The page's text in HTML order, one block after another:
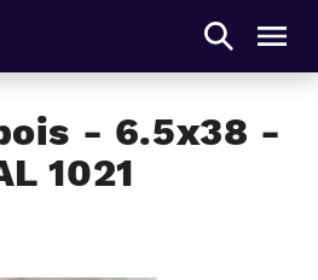
- 6.5x38 -
1021